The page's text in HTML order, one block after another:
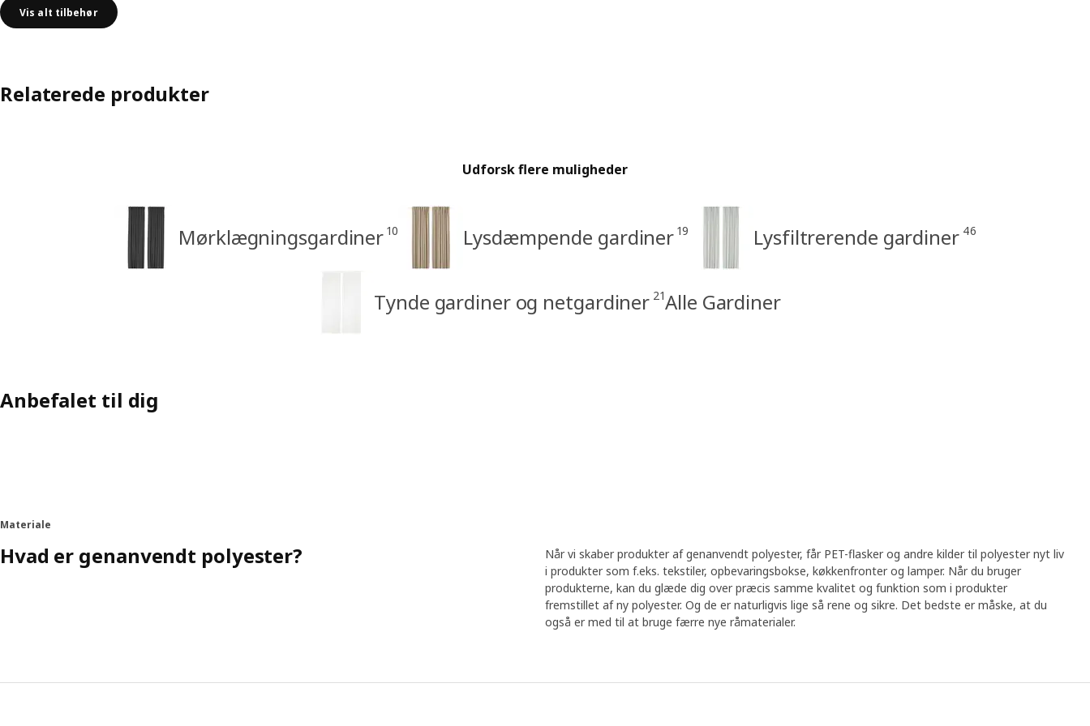
Vis alt tilbehør
Relaterede produkter
Udforsk flere muligheder
Mørklægningsgardiner 10 Lysdæmpende gardiner 19 Lysfiltrerende gardiner 46
Tynde gardiner og netgardiner 21Alle Gardiner
Anbefalet til dig
Materiale
Hvad er genanvendt polyester?
Når vi skaber produkter af genanvendt polyester, får PET-flasker og andre kilder til polyester nyt liv
i produkter som f.eks. tekstiler, opbevaringsbokse, køkkenfronter og lamper. Når du bruger
produkterne, kan du glæde dig over præcis samme kvalitet og funktion som i produkter
fremstillet af ny polyester. Og de er naturligvis lige så rene og sikre. Det bedste er måske, at du
også er med til at bruge færre nye råmaterialer.